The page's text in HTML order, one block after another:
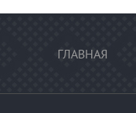
ГЛАВНАЯ